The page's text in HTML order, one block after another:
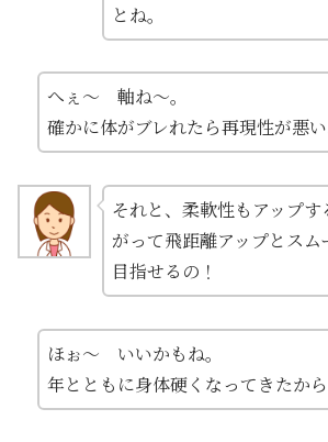
とね。
へぇ～ 軸ね～。
確かに体がブレれたら再現性が悪い
それと、柔軟性もアップ
がって飛距離アップとスム
目指せるの！
ほぉ～ いいかもね。
年とともに身体硬くなってきたから